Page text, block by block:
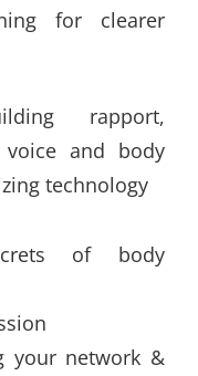
for clearer
rapport,
voice and body
technology
of body
your network &